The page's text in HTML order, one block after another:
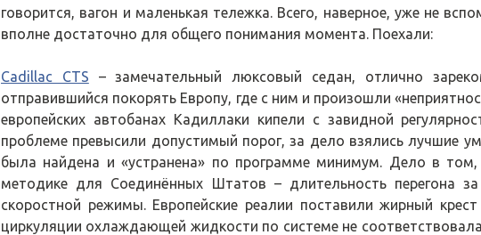
говорится, вагон и маленькая тележка. Всего, наверное, уже не
вполне достаточно для общего понимания момента. Поехали:
Cadillac CTS – замечательный люксовый седан, отлично
отправившийся покорять Европу, где с ним и произошли
европейских автобанах Кадиллаки кипели с завидной
проблеме превысили допустимый порог, за дело взялись лучшие
была найдена и «устранена» по программе минимум. Дело в
методике для Соединённых Штатов – длительность перегона
скоростной режимы. Европейские реалии поставили жирный крест
циркуляции охлаждающей жидкости по системе не